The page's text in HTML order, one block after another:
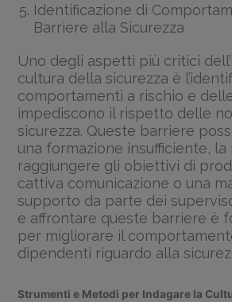
Identificazione di
Barriere alla Sicurezza
Uno degli aspetti più critici
cultura della sicurezza è
comportamenti a rischio e
impediscono il rispetto delle
sicurezza. Queste barriere
una formazione insufficiente,
raggiungere gli obiettivi di
cattiva comunicazione o una
supporto da parte dei
e affrontare queste barriere è
per migliorare il
dipendenti riguardo alla
Strumenti e Metodi per Indagare la